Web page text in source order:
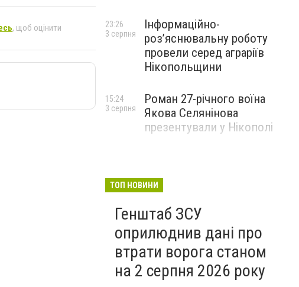
, щоб оцінити
Інформаційно-
роз’яснювальну роботу
провели серед аграріїв
Нікопольщини
23:26
3 серпня
Роман 27-річного воїна
Якова Селянінова
презентували у Нікополі
15:24
3 серпня
ТОП НОВИНИ
Генштаб ЗСУ
оприлюднив дані про
втрати ворога станом
на 2 серпня 2026 року